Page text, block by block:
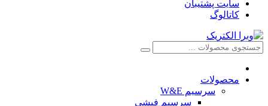
سایت پشتیبان
کاتالوگ
محصولات
سرسیم W&E
سرسیم فیشی